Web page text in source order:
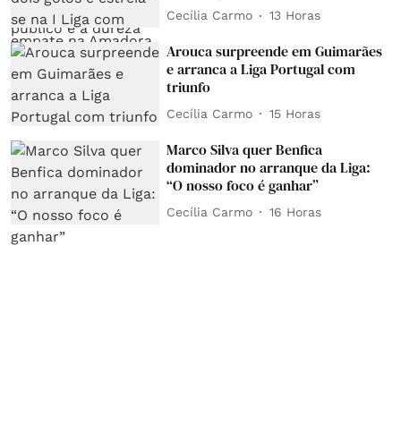
Cecília Carmo 13 Horas
Arouca surpreende em Guimarães
e arranca a Liga Portugal com
triunfo
Cecília Carmo 15 Horas
Marco Silva quer Benfica
dominador no arranque da Liga:
“O nosso foco é ganhar”
Cecília Carmo 16 Horas